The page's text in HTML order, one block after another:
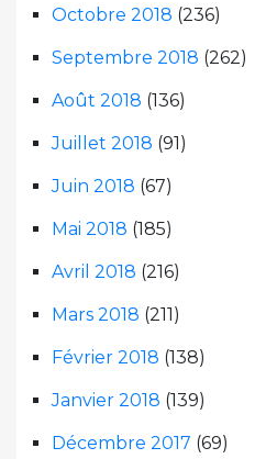
Octobre 2018 (236)
Septembre 2018 (262)
Août 2018 (136)
Juillet 2018 (91)
Juin 2018 (67)
Mai 2018 (185)
Avril 2018 (216)
Mars 2018 (211)
Février 2018 (138)
Janvier 2018 (139)
Décembre 2017 (69)